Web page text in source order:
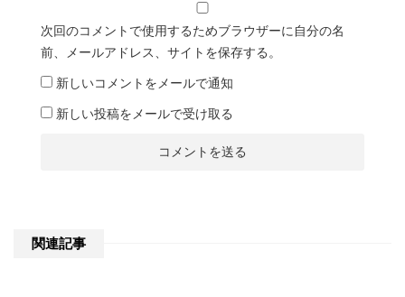
次回のコメントで使用するためブラウザーに自分の名
前、メールアドレス、サイトを保存する。
新しいコメントをメールで通知
新しい投稿をメールで受け取る
関連記事